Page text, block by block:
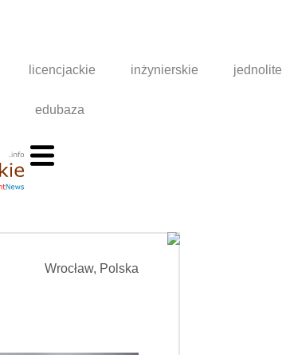
licencjackie inżynierskie jednolite
edubaza
Wrocław, Polska